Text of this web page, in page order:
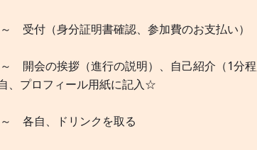
受付（身分証明書確認、参加費のお支払い）
開会の挨拶（進行の説明）、自己紹介（1分程
プロフィール用紙に記入☆
各自、ドリンクを取る